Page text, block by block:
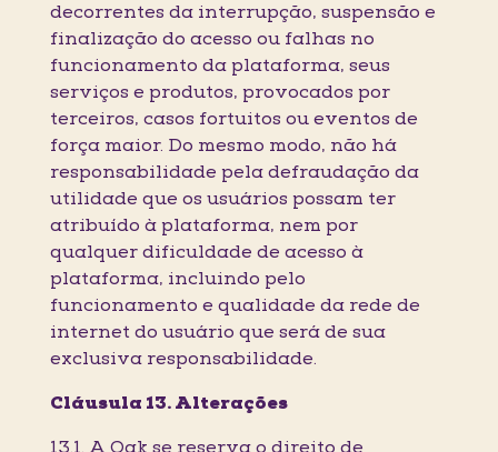
decorrentes da interrupção, suspensão e
finalização do acesso ou falhas no
funcionamento da plataforma, seus
serviços e produtos, provocados por
terceiros, casos fortuitos ou eventos de
força maior. Do mesmo modo, não há
responsabilidade pela defraudação da
utilidade que os usuários possam ter
atribuído à plataforma, nem por
qualquer dificuldade de acesso à
plataforma, incluindo pelo
funcionamento e qualidade da rede de
internet do usuário que será de sua
exclusiva responsabilidade.
Cláusula 13. Alterações